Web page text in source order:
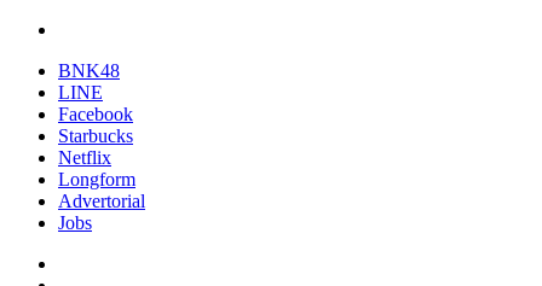
BNK48
LINE
Facebook
Starbucks
Netflix
Longform
Advertorial
Jobs